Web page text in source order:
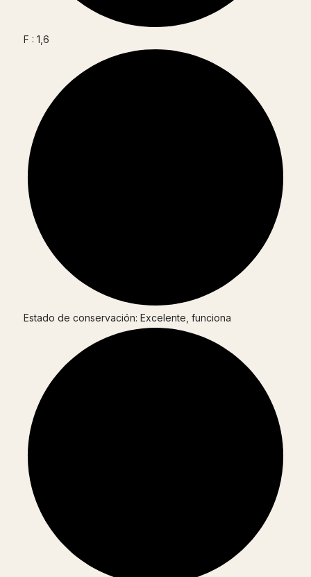
F : 1,6
Estado de conservación: Excelente, funciona